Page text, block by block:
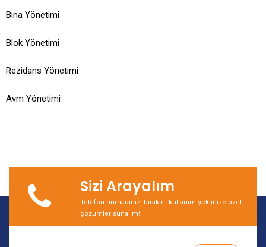
Bina Yönetimi
Blok Yönetimi
Rezidans Yönetimi
Avm Yönetimi
Sizi Arayalım
Telefon numaranızı bırakın, kullanım şeklinize özel
çözümler sunalım!